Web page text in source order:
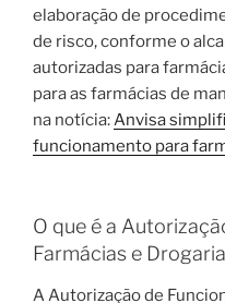
elaboração de
de risco, conforme o
autorizadas para
para as farmácias de
na notícia:Anvisa
funcionamento para
O que é a
Farmácias e
A Autorização de